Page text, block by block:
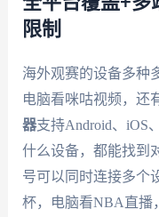
限制
海外观赛的设备多种
电脑看咪咕视频，还
器支持Android、iOS
什么设备，都能找到
号可以同时连接多个
杯，电脑看NBA直播